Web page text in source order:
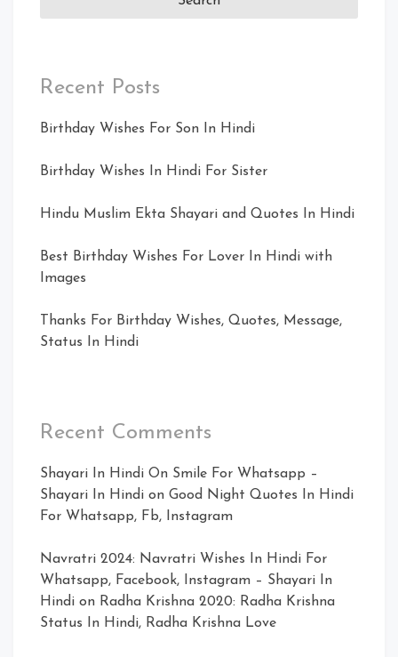
Recent Posts
Birthday Wishes For Son In Hindi
Birthday Wishes In Hindi For Sister
Hindu Muslim Ekta Shayari and Quotes In Hindi
Best Birthday Wishes For Lover In Hindi with
Images
Thanks For Birthday Wishes, Quotes, Message,
Status In Hindi
Recent Comments
Shayari In Hindi On Smile For Whatsapp –
Shayari In Hindi on Good Night Quotes In Hindi
For Whatsapp, Fb, Instagram
Navratri 2024: Navratri Wishes In Hindi For
Whatsapp, Facebook, Instagram – Shayari In
Hindi on Radha Krishna 2020: Radha Krishna
Status In Hindi, Radha Krishna Love